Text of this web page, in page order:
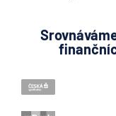
Bankovní
Variabilní
KYC (Know